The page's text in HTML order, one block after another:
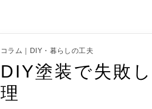
コラム｜DIY・暮らしの工夫
DIY塗装で失敗
理